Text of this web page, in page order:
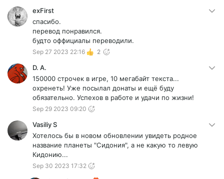
exFirst
спасибо.
перевод понравился.
будто оффициалы переводили.
Sep 27 2023 22:16 2
D. A.
150000 строчек в игре, 10 мегабайт текста...
охренеть! Уже посылал донаты и ещё буду
обязательно. Успехов в работе и удачи по жизни!
Sep 29 2023 09:20
Vasiliy S
Хотелось бы в новом обновлении увидеть родное
название планеты "Сидония", а не какую то левую
Кидонию...
Sep 30 2023 17:32